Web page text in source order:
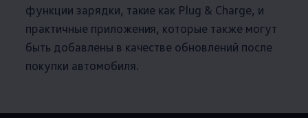
функции зарядки, такие как Plug & Charge, и
практичные приложения, которые также могут
быть добавлены в качестве обновлений после
покупки автомобиля.